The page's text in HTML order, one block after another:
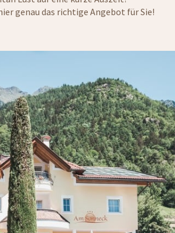
genau das richtige Angebot für Sie!